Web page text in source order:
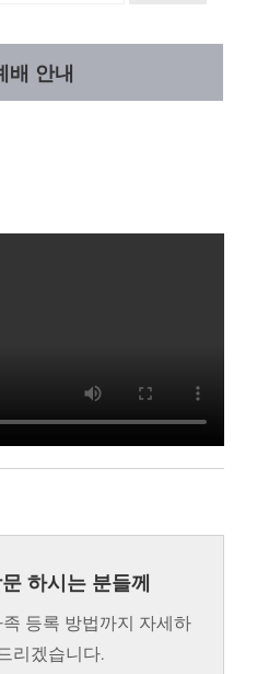
배 안내
하시는 분들께
등록 방법까지 자세하
리겠습니다.